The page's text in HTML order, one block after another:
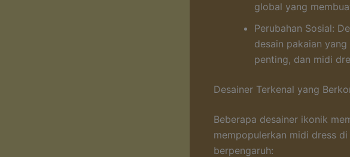
global yang
Perubahan Sosial:
desain pakaian
penting, dan midi
Desainer Terkenal yang
Beberapa desainer ikonik
mempopulerkan midi dress
berpengaruh: